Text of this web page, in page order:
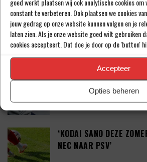
constant te verbeteren. Ook plaatsen we cookies
jouw gedrag op onze website kunnen volgen en je
laten zien. Als je onze website goed wilt gebruiken
cookies accepteert. Dat doe je door op de 'button'
Accepteer
Opties beheren
‘COUHAIB DRIOUECH
SPELER ZIJN VOOR
PETER BOSZ OVER
AJAX: ‘LIG BIBBEREND IN
‘KODAI SANO DEZE
NEC NAAR PSV’